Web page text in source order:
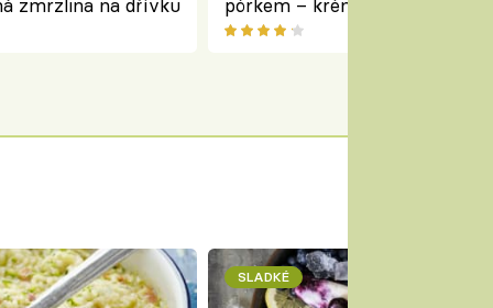
zmrzlina na dřívku
pórkem – krémový a voňavý
pokrm z jednoho hrnce
SLADKÉ